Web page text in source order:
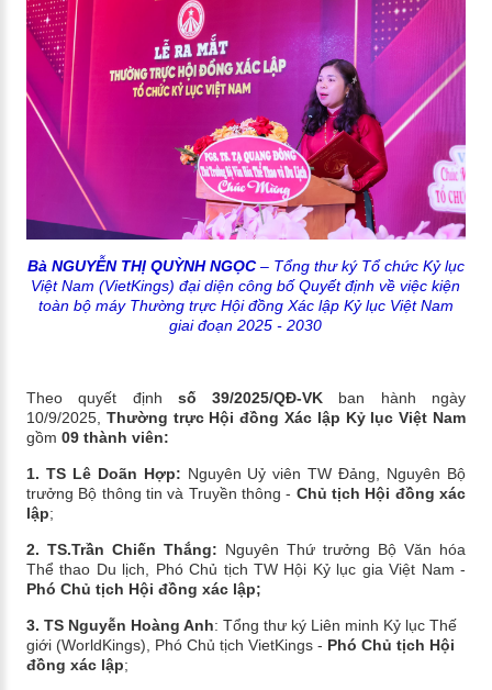
Bà NGUYỄN THỊ QUỲNH NGỌC– Tổng thư ký Tổ chức Kỷ lục
Việt Nam (VietKings) đại diện công bố Quyết định về việc kiện
toàn bộ máy Thường trực Hội đồng Xác lập Kỷ lục Việt Nam
giai đoạn 2025 - 2030
Theo quyết định số 39/2025/QĐ-VK ban hành ngày
10/9/2025, Thường trực Hội đồng Xác lập Kỷ lục Việt Nam
gồm 09 thành viên:
1. TS Lê Doãn Hợp: Nguyên Uỷ viên TW Đảng, Nguyên Bộ
trưởng Bộ thông tin và Truyền thông - Chủ tịch Hội đồng xác
lập;
2. TS.Trần Chiến Thắng: Nguyên Thứ trưởng Bộ Văn hóa
Thể thao Du lịch, Phó Chủ tịch TW Hội Kỷ lục gia Việt Nam -
Phó Chủ tịch Hội đồng xác lập;
3. TS Nguyễn Hoàng Anh: Tổng thư ký Liên minh Kỷ lục Thế
giới (WorldKings), Phó Chủ tịch VietKings - Phó Chủ tịch Hội
đồng xác lập;